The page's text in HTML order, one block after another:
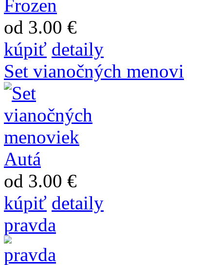
od 3.00 €
kúpiť detaily
Set vianočných menovi
od 3.00 €
kúpiť detaily
pravda